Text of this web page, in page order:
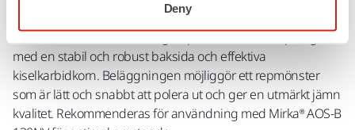
Deny
Iridium® SR är ett förstklassigt slipmaterial för finslipning
med en stabil och robust baksida och effektiva
kiselkarbidkorn. Beläggningen möjliggör ett repmönster
som är lätt och snabbt att polera ut och ger en utmärkt jämn
kvalitet. Rekommenderas för användning med Mirka® AOS-B